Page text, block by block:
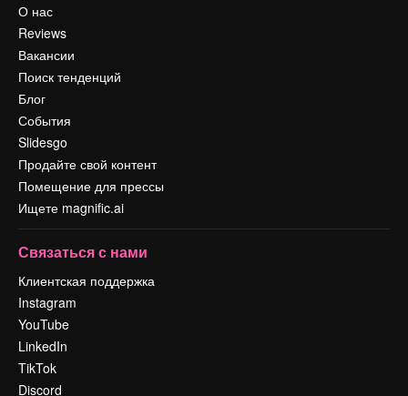
О нас
Reviews
Вакансии
Поиск тенденций
Блог
События
Slidesgo
Продайте свой контент
Помещение для прессы
Ищете magnific.ai
Связаться с нами
Клиентская поддержка
Instagram
YouTube
LinkedIn
TikTok
Discord